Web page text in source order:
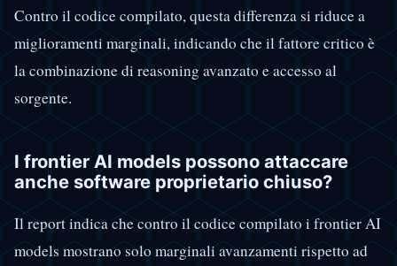
Contro il codice compilato, questa differenza si riduce a
miglioramenti marginali, indicando che il fattore critico è
la combinazione di reasoning avanzato e accesso al
sorgente.
I frontier AI models possono attaccare
anche software proprietario chiuso?
Il report indica che contro il codice compilato i frontier AI
models mostrano solo marginali avanzamenti rispetto ad